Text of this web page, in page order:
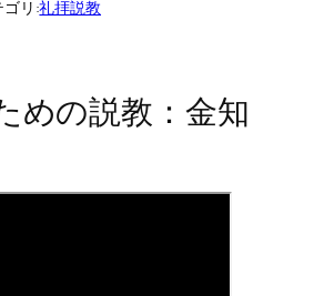
ゴリ:礼拝説教
めの説教：金知